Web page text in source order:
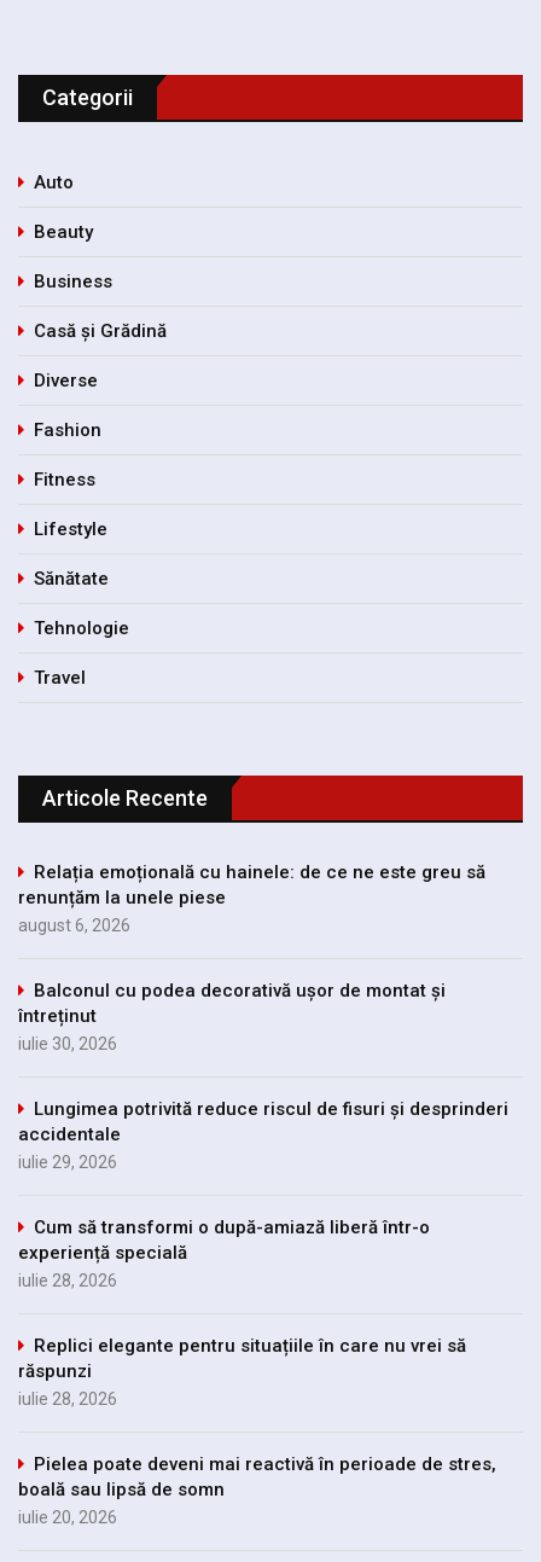
Categorii
Auto
Beauty
Business
Casă și Grădină
Diverse
Fashion
Fitness
Lifestyle
Sănătate
Tehnologie
Travel
Articole Recente
Relația emoțională cu hainele: de ce ne este greu să
renunțăm la unele piese
august 6, 2026
Balconul cu podea decorativă ușor de montat și
întreținut
iulie 30, 2026
Lungimea potrivită reduce riscul de fisuri și desprinderi
accidentale
iulie 29, 2026
Cum să transformi o după-amiază liberă într-o
experiență specială
iulie 28, 2026
Replici elegante pentru situațiile în care nu vrei să
răspunzi
iulie 28, 2026
Pielea poate deveni mai reactivă în perioade de stres,
boală sau lipsă de somn
iulie 20, 2026